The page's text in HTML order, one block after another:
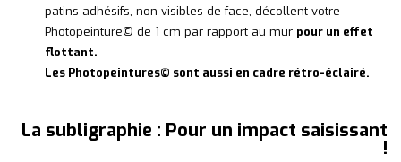
patins adhésifs, non visibles de face, décollent votre
Photopeinture© de 1 cm par rapport au mur pour un effet
flottant.
Les Photopeintures© sont aussi en cadre rétro-éclairé.
La subligraphie : Pour un impact saisissant
!